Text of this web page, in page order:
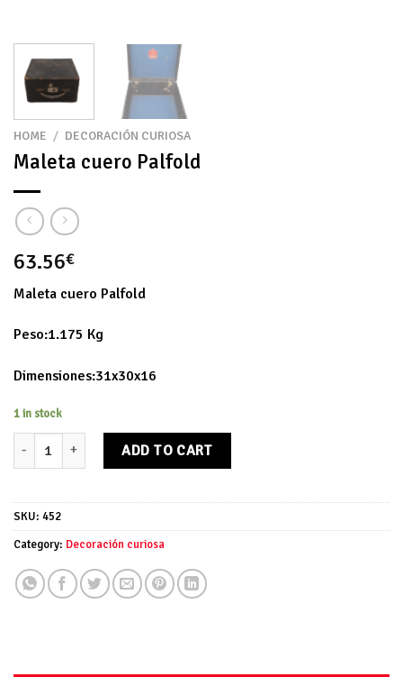
HOME / DECORACIÓN CURIOSA
Maleta cuero Palfold
63.56€
Maleta cuero Palfold
Peso:1.175 Kg
Dimensiones:31x30x16
1 in stock
Maleta cuero Palfold quantity
ADD TO CART
SKU: 452
Category: Decoración curiosa